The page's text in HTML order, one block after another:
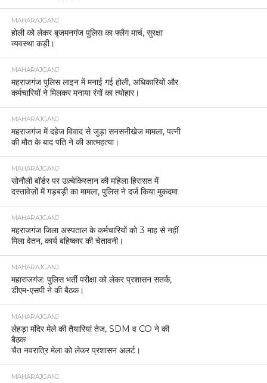
MAHARAJGANJ
होली को लेकर बृजमनगंज पुलिस का फ्लैग मार्च, सुरक्षा
व्यवस्था कड़ी।
MAHARAJGANJ
महराजगंज पुलिस लाइन में मनाई गई होली, अधिकारियों और
कर्मचारियों ने मिलकर मनाया रंगों का त्योहार।
MAHARAJGANJ
महराजगंज में दहेज विवाद से जुड़ा सनसनीखेज मामला, पत्नी
की मौत के बाद पति ने की आत्महत्या।
MAHARAJGANJ
सोनौली बॉर्डर पर उज़्बेकिस्तान की महिला हिरासत में
दस्तावेज़ों में गड़बड़ी का मामला, पुलिस ने दर्ज किया मुकदमा
MAHARAJGANJ
महराजगंज जिला अस्पताल के कर्मचारियों को 3 माह से नहीं
मिला वेतन, कार्य बहिष्कार की चेतावनी।
MAHARAJGANJ
महाराजगंज: पुलिस भर्ती परीक्षा को लेकर प्रशासन सतर्क,
डीएम-एसपी ने की बैठक।
MAHARAJGANJ
लेहड़ा मंदिर मेले की तैयारियां तेज, SDM व CO ने की
बैठक
चैत नवरात्रि मेला को लेकर प्रशासन अलर्ट।
MAHARAJGANJ